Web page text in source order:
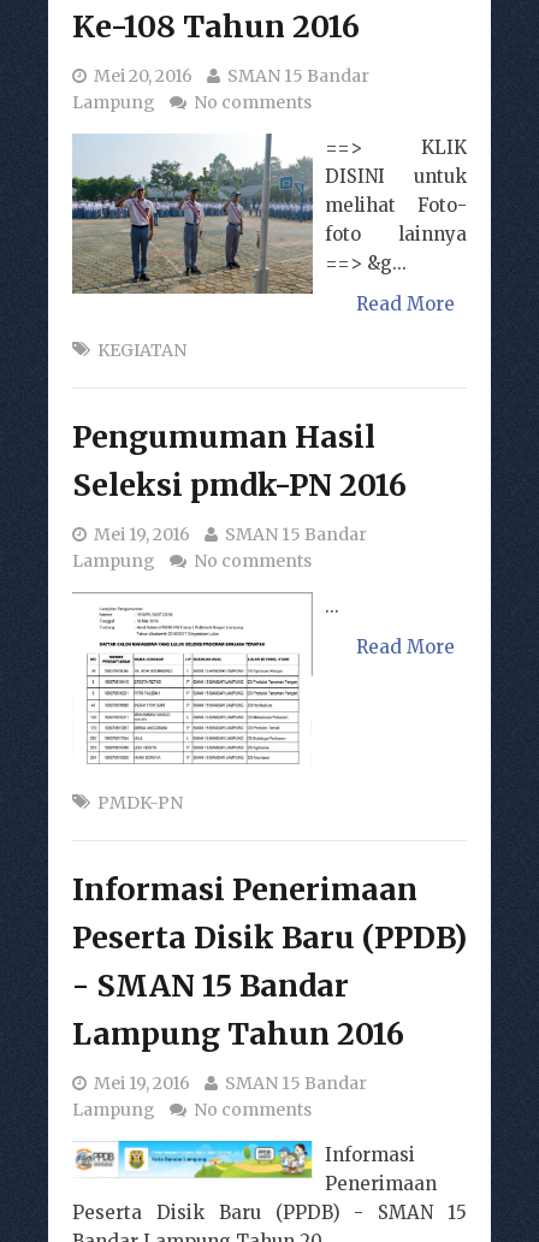
Ke-108 Tahun 2016
Mei 20, 2016
SMAN 15 Bandar
Lampung
No comments
==> KLIK
DISINI untuk
melihat Foto-
foto lainnya
==> &g...
Read More
KEGIATAN
Pengumuman Hasil
Seleksi pmdk-PN 2016
Mei 19, 2016
SMAN 15 Bandar
Lampung
No comments
...
Read More
PMDK-PN
Informasi Penerimaan
Peserta Disik Baru (PPDB)
- SMAN 15 Bandar
Lampung Tahun 2016
Mei 19, 2016
SMAN 15 Bandar
Lampung
No comments
Informasi
Penerimaan
Peserta Disik Baru (PPDB) - SMAN 15